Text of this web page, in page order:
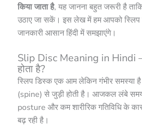
किया जाता है, यह जानना बहुत जरूरी है
उठाए जा सकें। इस लेख में हम आपको स्लिप
जानकारी आसान हिंदी में समझाएंगे।
Slip Disc Meaning in Hindi –
होता है?
स्लिप डिस्क एक आम लेकिन गंभीर समस्या है
(spine) से जुड़ी होती है। आजकल लंबे
posture और कम शारीरिक गतिविधि के
बढ़ रही है।